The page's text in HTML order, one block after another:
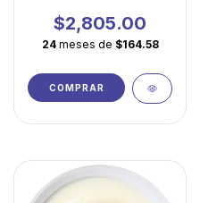
$2,805.00
24 meses de $164.58
COMPRAR